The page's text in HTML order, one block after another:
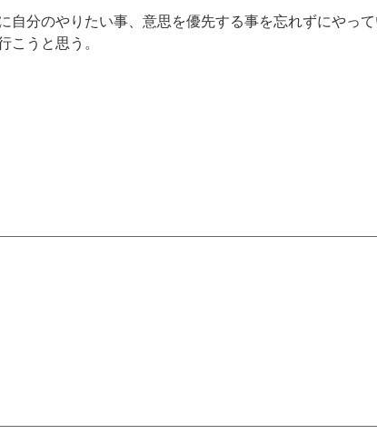
分のやりたい事、意思を優先する事を忘れずにやっ
うと思う。